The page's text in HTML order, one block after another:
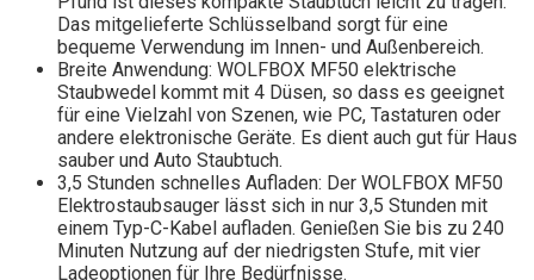
Das mitgelieferte Schlüsselband sorgt für eine
bequeme Verwendung im Innen- und Außenbereich.
Breite Anwendung: WOLFBOX MF50 elektrische
Staubwedel kommt mit 4 Düsen, so dass es geeignet
für eine Vielzahl von Szenen, wie PC, Tastaturen oder
andere elektronische Geräte. Es dient auch gut für Haus
sauber und Auto Staubtuch.
3,5 Stunden schnelles Aufladen: Der WOLFBOX MF50
Elektrostaubsauger lässt sich in nur 3,5 Stunden mit
einem Typ-C-Kabel aufladen. Genießen Sie bis zu 240
Minuten Nutzung auf der niedrigsten Stufe, mit vier
Ladeoptionen für Ihre Bedürfnisse.